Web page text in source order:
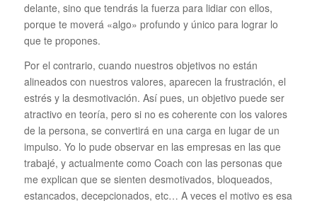
delante, sino que tendrás la fuerza para lidiar con ellos,
porque te moverá «algo» profundo y único para lograr lo
que te propones.
Por el contrario, cuando nuestros objetivos no están
alineados con nuestros valores, aparecen la frustración, el
estrés y la desmotivación. Así pues, un objetivo puede ser
atractivo en teoría, pero si no es coherente con los valores
de la persona, se convertirá en una carga en lugar de un
impulso. Yo lo pude observar en las empresas en las que
trabajé, y actualmente como Coach con las personas que
me explican que se sienten desmotivados, bloqueados,
estancados, decepcionados, etc… A veces el motivo es esa